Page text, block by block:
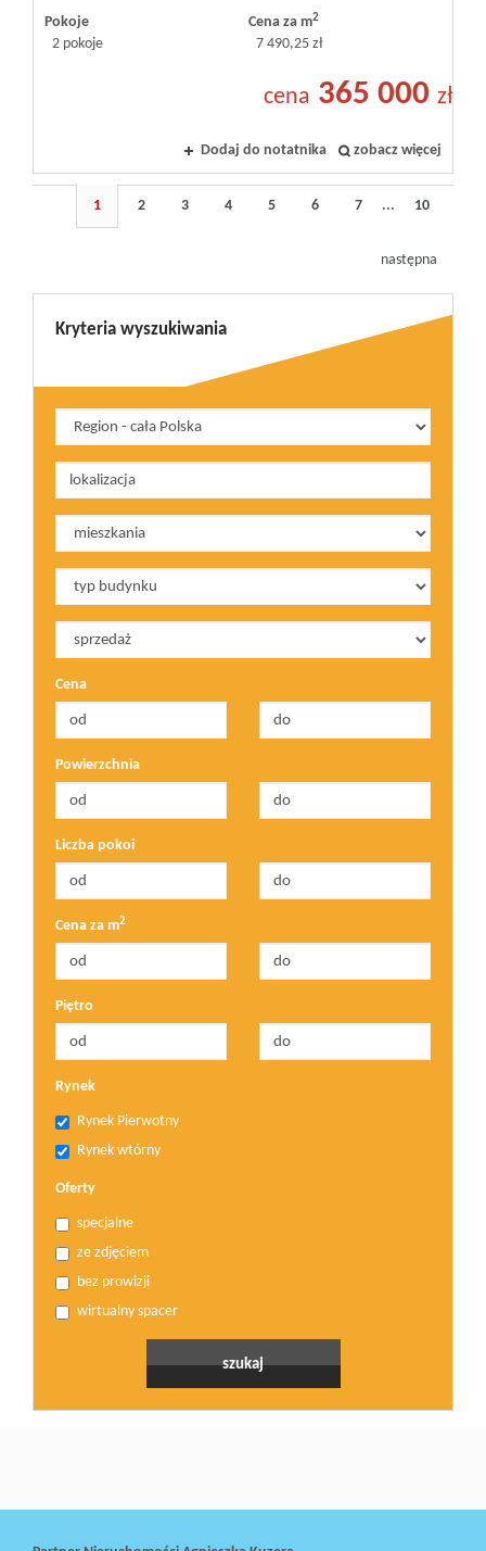
Pokoje
2 pokoje
Cena za m2
7 490,25 zł
cena 365 000 zł
Dodaj do notatnika zobacz więcej
1 2 3 4 5 6 7 ... 10
następna
Kryteria wyszukiwania
Cena
Powierzchnia
Liczba pokoi
Cena za m2
Piętro
Rynek
Rynek Pierwotny
Rynek wtórny
Oferty
specjalne
ze zdjęciem
bez prowizji
wirtualny spacer